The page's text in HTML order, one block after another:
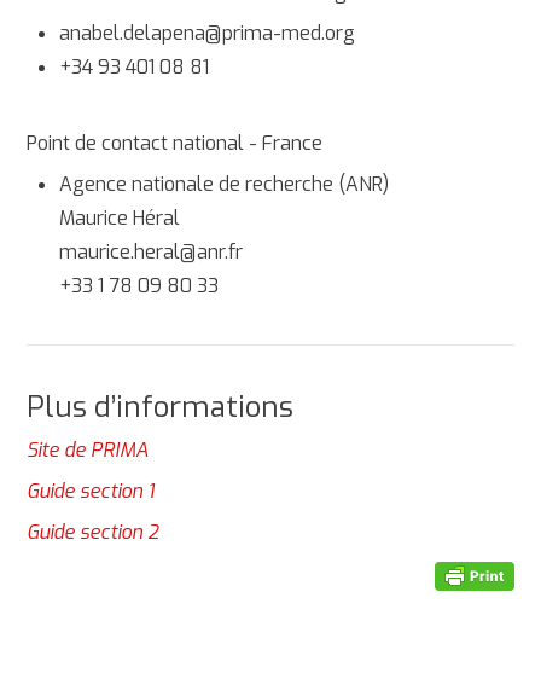
anabel.delapena@prima-med.org
+34 93 401 08 81
Point de contact national - France
Agence nationale de recherche (ANR)
Maurice Héral
maurice.heral@anr.fr
+33 1 78 09 80 33
Plus d’informations
Site de PRIMA
Guide section 1
Guide section 2